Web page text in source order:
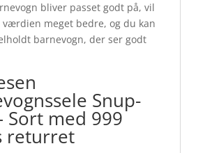
bliver passet godt på, vil
meget bedre, og du kan
barnevogn, der ser godt
Snup-
Sort med 999
returret